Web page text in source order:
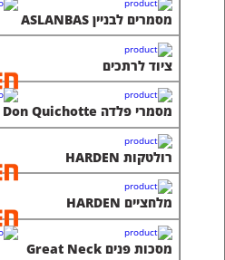
מסמרים לבניין ASLANBAS
ציוד לרתכים
מסמרי פלדה Don Quichotte
רולטקות HARDEN
מלחציים HARDEN
מסכות פנים Great Neck